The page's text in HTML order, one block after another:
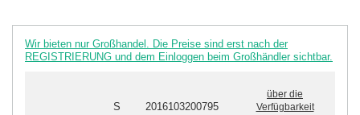
Wir bieten nur Großhandel. Die Preise sind erst nach der
REGISTRIERUNG und dem Einloggen beim Großhändler sichtbar.
S 2016103200795
über die
Verfügbarkeit